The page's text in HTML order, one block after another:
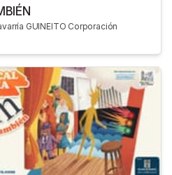
GUINEITO Corporación